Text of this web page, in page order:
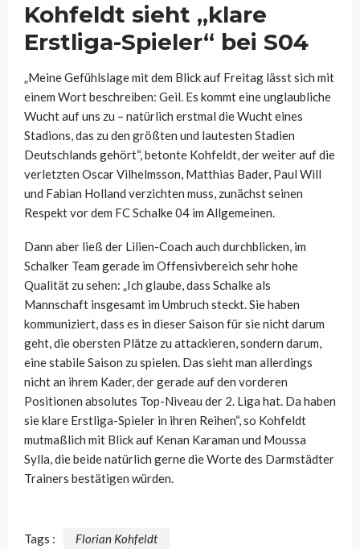
Kohfeldt sieht „klare
Erstliga-Spieler“ bei S04
„Meine Gefühlslage mit dem Blick auf Freitag lässt sich mit
einem Wort beschreiben: Geil. Es kommt eine unglaubliche
Wucht auf uns zu – natürlich erstmal die Wucht eines
Stadions, das zu den größten und lautesten Stadien
Deutschlands gehört“, betonte Kohfeldt, der weiter auf die
verletzten Oscar Vilhelmsson, Matthias Bader, Paul Will
und Fabian Holland verzichten muss, zunächst seinen
Respekt vor dem FC Schalke 04 im Allgemeinen.
Dann aber ließ der Lilien-Coach auch durchblicken, im
Schalker Team gerade im Offensivbereich sehr hohe
Qualität zu sehen: „Ich glaube, dass Schalke als
Mannschaft insgesamt im Umbruch steckt. Sie haben
kommuniziert, dass es in dieser Saison für sie nicht darum
geht, die obersten Plätze zu attackieren, sondern darum,
eine stabile Saison zu spielen. Das sieht man allerdings
nicht an ihrem Kader, der gerade auf den vorderen
Positionen absolutes Top-Niveau der 2. Liga hat. Da haben
sie klare Erstliga-Spieler in ihren Reihen“, so Kohfeldt
mutmaßlich mit Blick auf Kenan Karaman und Moussa
Sylla, die beide natürlich gerne die Worte des Darmstädter
Trainers bestätigen würden.
Tags : Florian Kohfeldt